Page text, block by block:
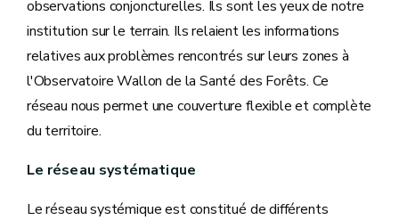
observations conjoncturelles. Ils sont les yeux de notre
institution sur le terrain. Ils relaient les informations
relatives aux problèmes rencontrés sur leurs zones à
l'Observatoire Wallon de la Santé des Forêts. Ce
réseau nous permet une couverture flexible et complète
du territoire.
Le réseau systématique
Le réseau systémique est constitué de différents